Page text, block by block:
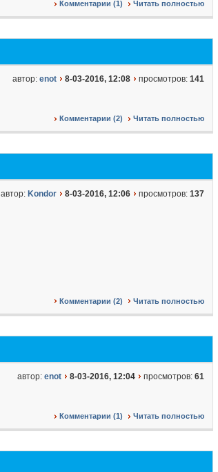
Комментарии (1) Читать полностью
автор: enot 8-03-2016, 12:08 просмотров: 141
Комментарии (2) Читать полностью
автор: Kondor 8-03-2016, 12:06 просмотров: 137
Комментарии (2) Читать полностью
автор: enot 8-03-2016, 12:04 просмотров: 61
Комментарии (1) Читать полностью